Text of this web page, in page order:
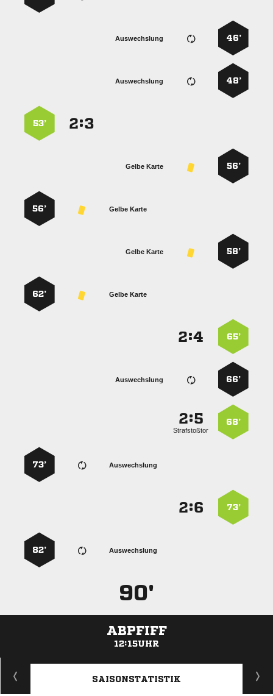
46’
Auswechslung
48’
Auswechslung
:
53’
56’
Gelbe Karte
Gelbe Karte
56’
58’
Gelbe Karte
Gelbe Karte
62’
65’
:
66’
Auswechslung
68’
:
Strafstoßtor
Auswechslung
73’
73’
:
Auswechslung
82’
90'
ABPFIFF
12:15UHR
ANZEIGE
SAISONSTATISTIK